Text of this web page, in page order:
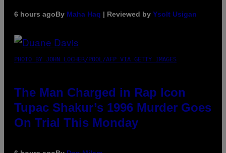
6 hours agoBy Maha Haq | Reviewed by Ysolt Usigan
PHOTO BY JOHN LOCHER/POOL/AFP VIA GETTY IMAGES
The Man Charged in Rap Icon
Tupac Shakur’s 1996 Murder Goes
On Trial This Monday